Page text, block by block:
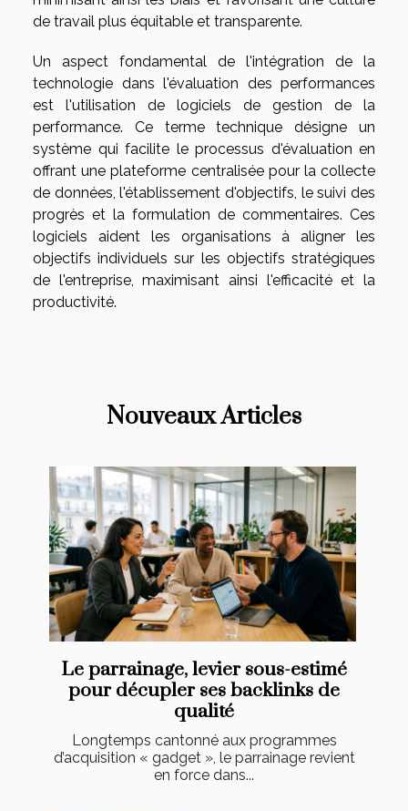
de travail plus équitable et transparente.
Un aspect fondamental de l'intégration de la
technologie dans l'évaluation des performances
est l'utilisation de logiciels de gestion de la
performance. Ce terme technique désigne un
système qui facilite le processus d'évaluation en
offrant une plateforme centralisée pour la collecte
de données, l'établissement d'objectifs, le suivi des
progrès et la formulation de commentaires. Ces
logiciels aident les organisations à aligner les
objectifs individuels sur les objectifs stratégiques
de l'entreprise, maximisant ainsi l'efficacité et la
productivité.
Nouveaux Articles
Le parrainage, levier sous-estimé
pour décupler ses backlinks de
qualité
Longtemps cantonné aux programmes
d’acquisition « gadget », le parrainage revient
en force dans...